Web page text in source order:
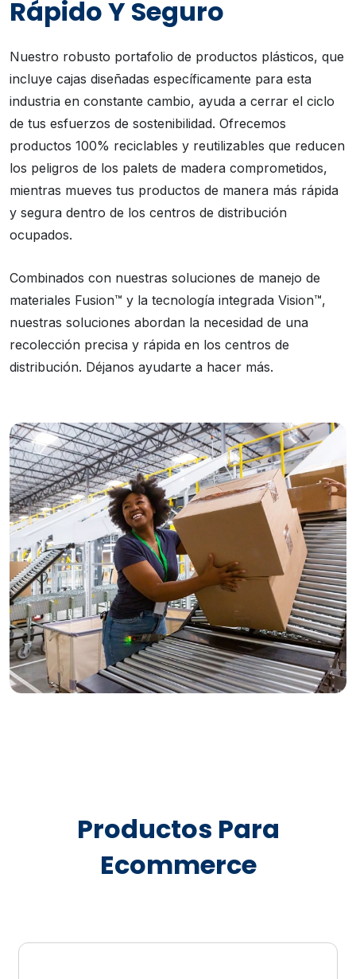
Rápido Y Seguro
Nuestro robusto portafolio de productos plásticos, que
incluye cajas diseñadas específicamente para esta
industria en constante cambio, ayuda a cerrar el ciclo
de tus esfuerzos de sostenibilidad. Ofrecemos
productos 100% reciclables y reutilizables que reducen
los peligros de los palets de madera comprometidos,
mientras mueves tus productos de manera más rápida
y segura dentro de los centros de distribución
ocupados.
Combinados con nuestras soluciones de manejo de
materiales Fusion™ y la tecnología integrada Vision™,
nuestras soluciones abordan la necesidad de una
recolección precisa y rápida en los centros de
distribución. Déjanos ayudarte a hacer más.
Productos Para
Ecommerce